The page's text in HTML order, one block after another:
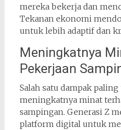
mereka bekerja dan
Tekanan ekonomi
untuk lebih adaptif dan
Meningkatnya
Pekerjaan
Salah satu dampak
meningkatnya minat
sampingan. Generasi Z
platform digital untuk